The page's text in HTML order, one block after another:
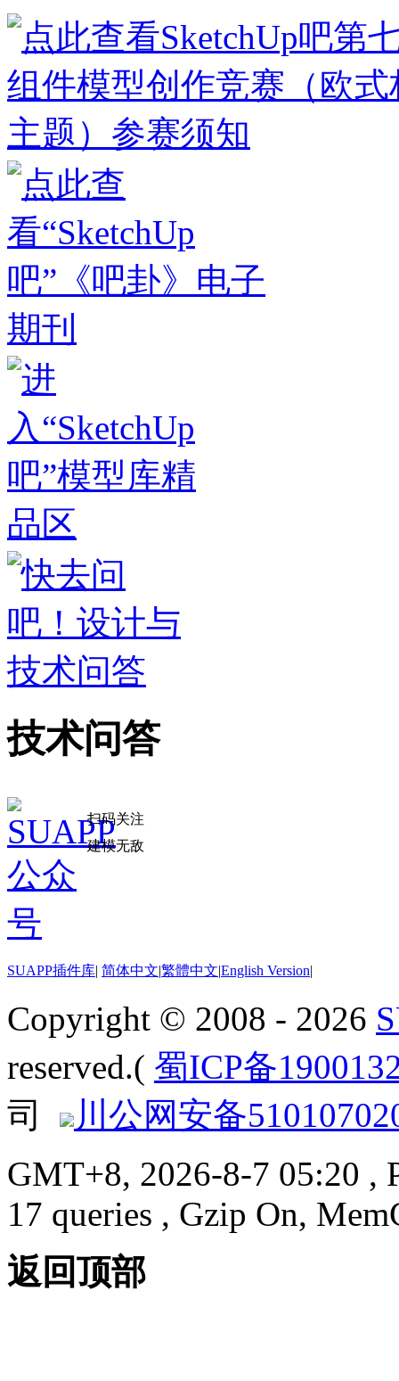
技术问答
扫码关注
建模无敌
SUAPP插件库| 简体中文|繁體中文|English Version|
Copyright © 2008 - 2026
reserved.( 蜀ICP备
司
川公网安备
GMT+8, 2026-8-7 05:20 ,
17 queries , Gzip On,
返回顶部